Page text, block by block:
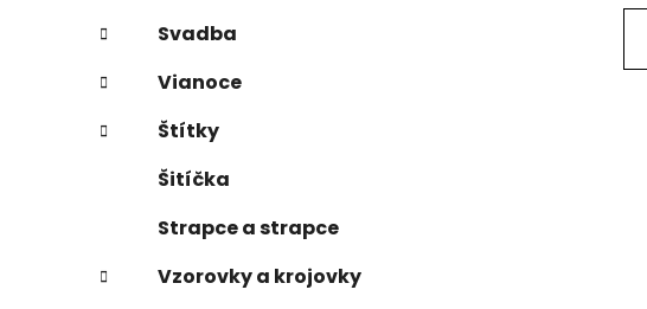
Svadba
Vianoce
Štítky
Šitíčka
Strapce a strapce
Vzorovky a krojovky